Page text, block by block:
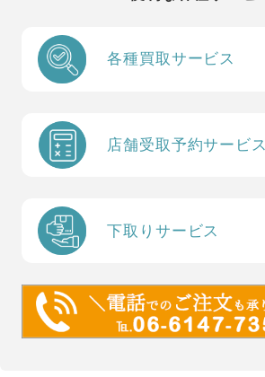
各種買取サービス
店舗受取予約サービス
下取りサービス